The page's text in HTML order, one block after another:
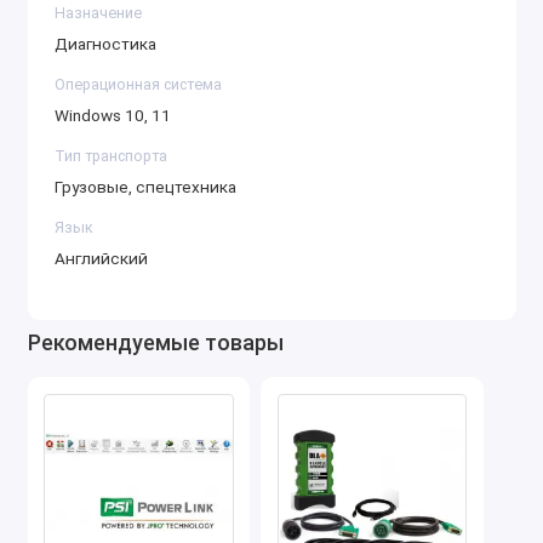
электрические и диагностические блоки.
(ЭБУ), что помогает быстро выявить
расширенные коды ошибок.
различных систем автомобиля в реальном
времени, что помогает оперативно реагировать
на изменения в состоянии работы
транспортного средства.
Назначение
Диагностика
Операционная система
Windows 10, 11
Тип транспорта
Грузовые, спецтехника
Язык
Английский
Рекомендуемые товары